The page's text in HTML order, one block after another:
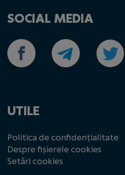
SOCIAL MEDIA
UTILE
Politica de confidențialitate
Despre fișierele cookies
Setări cookies